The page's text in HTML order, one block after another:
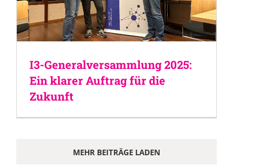
I3-Generalversammlung 2025:
Ein klarer Auftrag für die
Zukunft
MEHR BEITRÄGE LADEN